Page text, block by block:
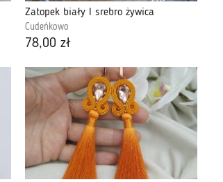
Zatopek biały I srebro żywica
Cudeńkowo
78,00 zł